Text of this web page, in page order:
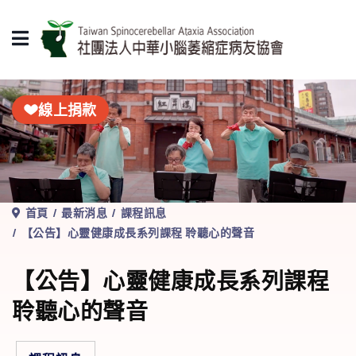
線上捐款
首頁 最新消息
課程訊息
【公告】心靈健康成長系列課程 聆聽心的聲音
【公告】心靈健康成長系列課程
聆聽心的聲音